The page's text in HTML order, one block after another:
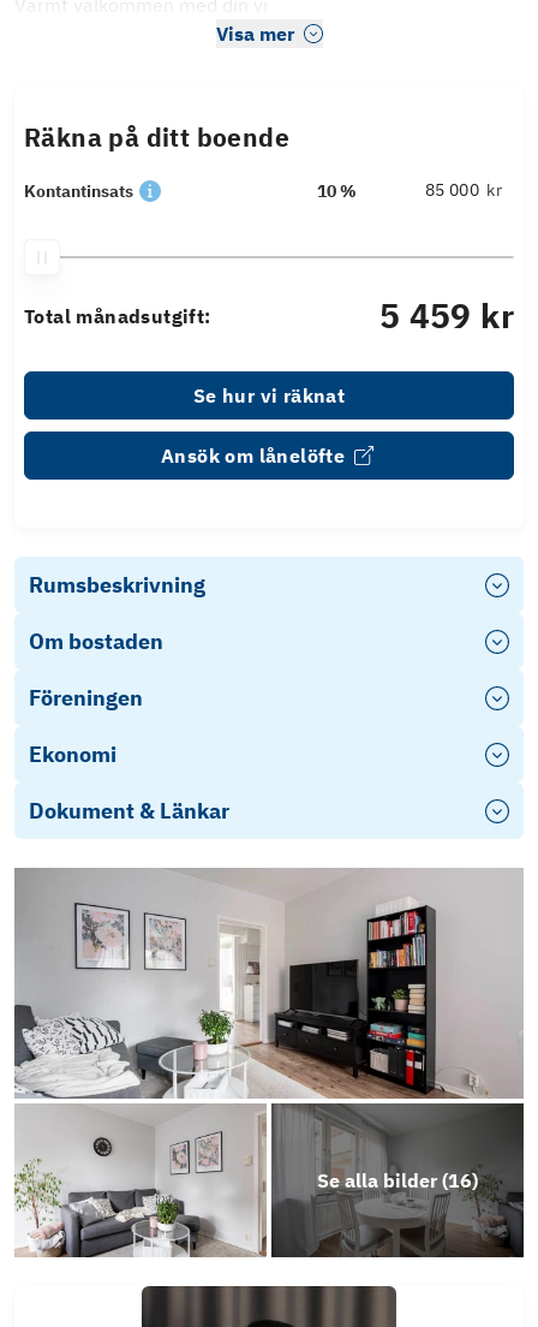
Varmt välkommen med din vi
Visa mer
Räkna på ditt boende
Kontantinsats 10 % kr
Total månadsutgift: 5 459 kr
Se hur vi räknat
Ansök om lånelöfte
Rumsbeskrivning
Om bostaden
Föreningen
Ekonomi
Dokument & Länkar
Se alla bilder (16)